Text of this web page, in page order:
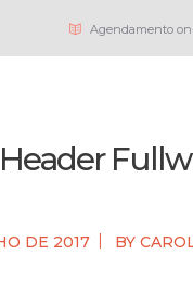
Agendamento
DE 2017 BY